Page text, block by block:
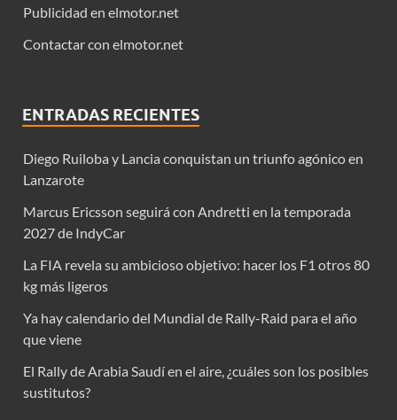
Publicidad en elmotor.net
Contactar con elmotor.net
ENTRADAS RECIENTES
Diego Ruiloba y Lancia conquistan un triunfo agónico en
Lanzarote
Marcus Ericsson seguirá con Andretti en la temporada
2027 de IndyCar
La FIA revela su ambicioso objetivo: hacer los F1 otros 80
kg más ligeros
Ya hay calendario del Mundial de Rally-Raid para el año
que viene
El Rally de Arabia Saudí en el aire, ¿cuáles son los posibles
sustitutos?